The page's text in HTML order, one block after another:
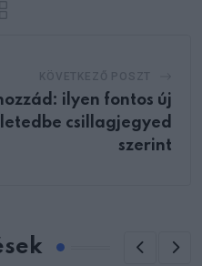
ilyen fontos új
csillagjegyed
szerint